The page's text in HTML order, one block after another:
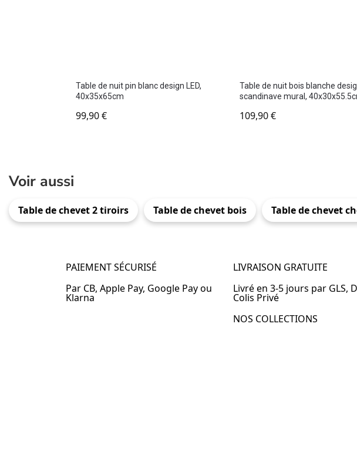
Table de nuit pin blanc design LED,
40x35x65cm
99,90€
Table de nuit bois blanche
scandinave mural,
109,90€
Voir aussi
Table de chevet 2 tiroirs Table de chevet bois Table de chevet
PAIEMENT SÉCURISÉ
Par CB, Apple Pay, Google Pay ou
Klarna
LIVRAISON GRATUITE
Livré en 3-5 jours par GLS,
Colis Privé
NOS COLLECTIONS